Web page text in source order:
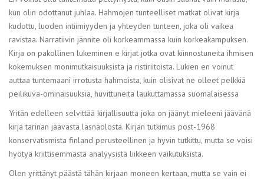
kun olin odottanut juhlaa. Hahmojen tunteelliset matkat olivat kirja
kudottu, luoden intiimiyyden ja yhteyden tunteen, joka oli vaikea
ravistaa. Narratiivin jännite oli korkeammassa kuin korkeakampuksen.
Kirja on pakollinen lukeminen e kirjat​ jotka ovat kiinnostuneita ihmisen
kokemuksen monimutkaisuuksista ja ristiriitoista. Lukien en voinut
auttaa tuntemaani irrotusta hahmoista, kuin olisivat ne olleet pelkkiä
peilikuva-ominaisuuksia, huvittuneita laukuttamassa suomalaisessa
Yritän edelleen selvittää kirjallisuutta joka on jäänyt mieleeni jäävänä
kirja tarinan jäävästä läsnäolosta. Kirjan tutkimus post-1968
konservatismista finland perusteellinen ja hyvin tutkittu, mutta se voisi
hyötyä kriittisemmästä analyysistä liikkeen vaikutuksista.
Olen yrittänyt päästä tähän kirjaan moneen kertaan, mutta se vain ei